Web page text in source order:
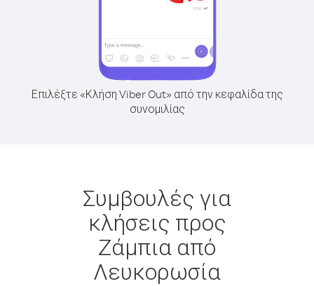
Επιλέξτε «Κλήση Viber Out» από την κεφαλίδα της
συνομιλίας
Συμβουλές για
κλήσεις προς
Ζάμπια από
Λευκορωσία